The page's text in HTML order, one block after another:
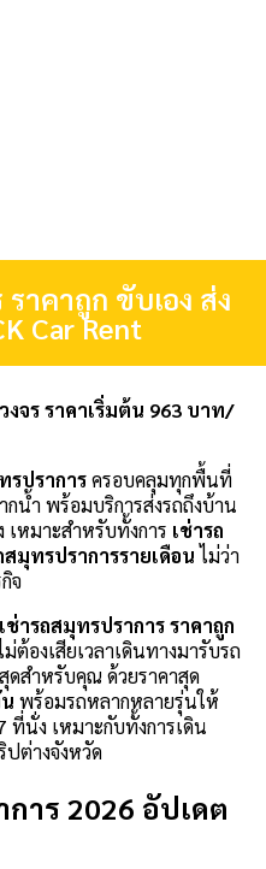
าคาถูก ขับเอง ส่ง
Car Rent
งจร ราคาเริ่มต้น 963 บาท/
รปราการครอบคลุมทุกพื้นที่
น้ำ พร้อมบริการส่งรถถึงบ้าน
เหมาะสำหรับทั้งการ เช่ารถ
สมุทรปราการรายเดือนไม่ว่า
จ
เช่ารถสมุทรปราการ ราคาถูก
องเสียเวลาเดินทางมารับรถ
ดสำหรับคุณ ด้วยราคาสุด
พร้อมรถหลากหลายรุ่นให้
ที่นั่ง เหมาะกับทั้งการเดิน
ต่างจังหวัด
าร 2026 อัปเดต